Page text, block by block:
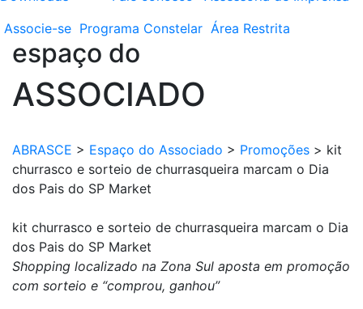
Associe-se Programa Constelar Área Restrita
espaço do
ASSOCIADO
ABRASCE > Espaço do Associado > Promoções > kit
churrasco e sorteio de churrasqueira marcam o Dia
dos Pais do SP Market
kit churrasco e sorteio de churrasqueira marcam o Dia
dos Pais do SP Market
Shopping localizado na Zona Sul aposta em promoção
com sorteio e “comprou, ganhou”